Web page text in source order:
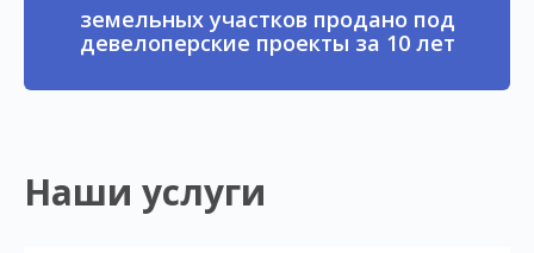
земельных участков продано под
девелоперские проекты за 10 лет
Наши услуги